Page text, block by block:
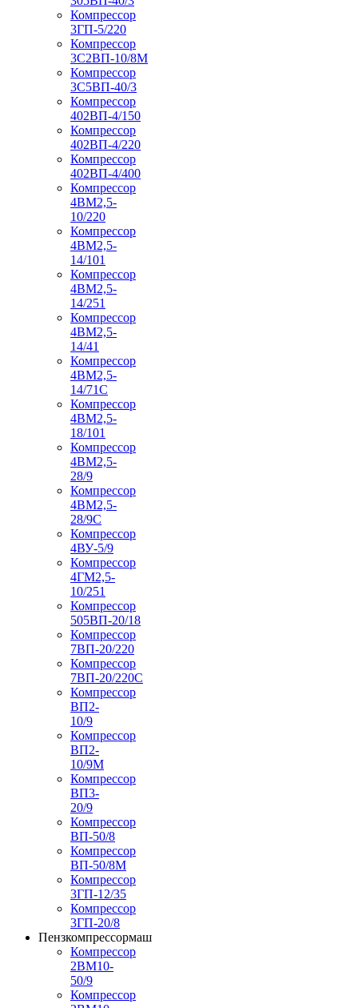
Компрессор
3ГП-5/220
Компрессор
3С2ВП-10/8М
Компрессор
3С5ВП-40/3
Компрессор
402ВП-4/150
Компрессор
402ВП-4/220
Компрессор
402ВП-4/400
Компрессор
4ВМ2,5-
10/220
Компрессор
4ВМ2,5-
14/101
Компрессор
4ВМ2,5-
14/251
Компрессор
4ВМ2,5-
14/41
Компрессор
4ВМ2,5-
14/71C
Компрессор
4ВМ2,5-
18/101
Компрессор
4ВМ2,5-
28/9
Компрессор
4ВМ2,5-
28/9С
Компрессор
4ВУ-5/9
Компрессор
4ГМ2,5-
10/251
Компрессор
505ВП-20/18
Компрессор
7ВП-20/220
Компрессор
7ВП-20/220С
Компрессор
ВП2-
10/9
Компрессор
ВП2-
10/9М
Компрессор
ВП3-
20/9
Компрессор
ВП-50/8
Компрессор
ВП-50/8М
Компрессор
3ГП-12/35
Компрессор
3ГП-20/8
Пензкомпрессормаш
Компрессор
2ВМ10-
50/9
Компрессор